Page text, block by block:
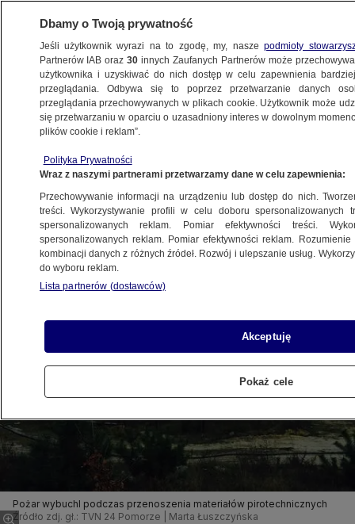
TRÓJMIASTO
pirotechnicznych. Wybuchł pożar, doszło
do eksplozji
1.12.2014, 16:33
Udostępnij
Pożar wybuchl podczas przenoszenia materiałów pirotechnicznych
Źródło zdj. gł.: TVN 24 Pomorze | Marta Łuszczyńska
Dbamy o Twoją prywatność
Jeśli użytkownik wyrazi na to zgodę, my, naszepodmioty
Partnerów IAB oraz30 innych Zaufanych Partnerów może
użytkownika i uzyskiwać do nich dostęp w celu zapewnienia
przeglądania. Odbywa się to poprzez przetwarzanie danych
przeglądania przechowywanych w plikach cookie. Użytkownik może
się przetwarzaniu w oparciu o uzasadniony interes w dowolnym
plików cookie i reklam”.
Polityka Prywatności
Wraz z naszymi partnerami przetwarzamy dane w celu zapewnienia:
Przechowywanie informacji na urządzeniu lub dostęp do nich.
treści. Wykorzystywanie profili w celu doboru spersonalizowanych
spersonalizowanych reklam. Pomiar efektywności treści.
spersonalizowanych reklam. Pomiar efektywności reklam.
kombinacji danych z różnych źródeł. Rozwój i ulepszanie usług.
do wyboru reklam.
Lista partnerów (dostawców)
Akceptuję
Pokaż cele